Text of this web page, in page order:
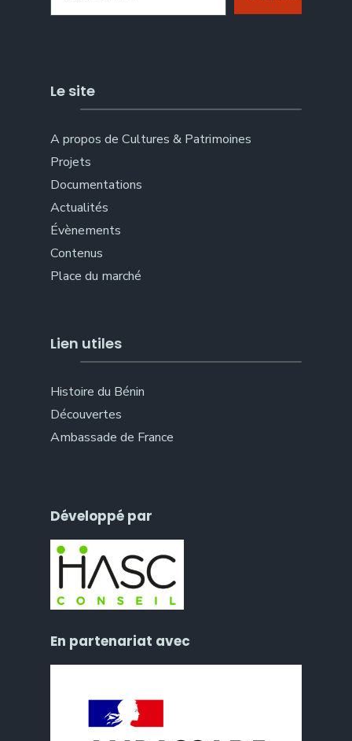
Le site
A propos de Cultures & Patrimoines
Projets
Documentations
Actualités
Évènements
Contenus
Place du marché
Lien utiles
Histoire du Bénin
Découvertes
Ambassade de France
Développé par
En partenariat avec